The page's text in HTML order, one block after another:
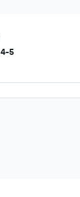
4-5